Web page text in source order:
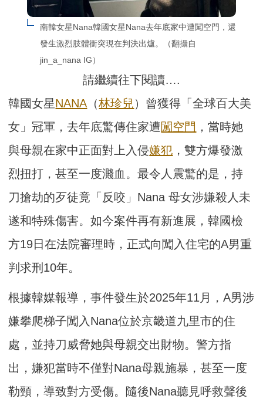
南韓女星Nana韓國女星Nana去年底家中遭闖空門，還
發生激烈肢體衝突現在判決出爐。（翻攝自
jin_a_nana IG）
請繼續往下閱讀….
韓國女星NANA （林珍兒）曾獲得「全球百大美
女」冠軍，去年底驚傳住家遭闖空門 ，當時她
與母親在家中正面對上入侵嫌犯 ，雙方爆發激
烈扭打，甚至一度濺血。最令人震驚的是，持
刀搶劫的歹徒竟「反咬」Nana 母女涉嫌殺人未
遂和特殊傷害。如今案件再有新進展，韓國檢
方19日在法院審理時，正式向闖入住宅的A男重
判求刑10年。
根據韓媒報導，事件發生於2025年11月，A男涉
嫌攀爬梯子闖入Nana位於京畿道九里市的住
處，並持刀威脅她與母親交出財物。警方指
出，嫌犯當時不僅對Nana母親施暴，甚至一度
勒頸，導致對方受傷。隨後Nana聽見呼救聲後